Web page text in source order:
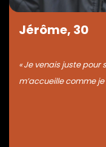
Jérôme, 30
« Je venais juste pour
m’accueille comme je